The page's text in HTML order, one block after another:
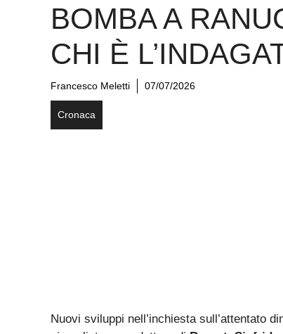
BOMBA A
CHI È
Francesco Meletti 07/07/2026
Cronaca
Nuovi sviluppi nell’inchiesta sull’attentato